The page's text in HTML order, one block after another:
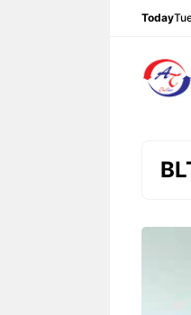
Today